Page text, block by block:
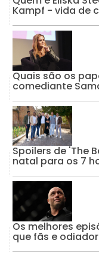
Kampf - vida de
Quais são os
comediante
Spoilers de 'The
natal para os 7
Os melhores
que fãs e